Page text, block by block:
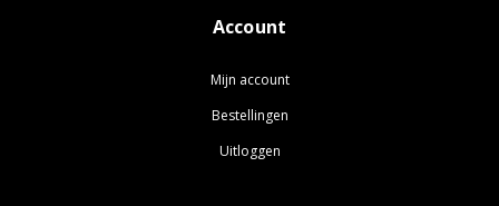
Account
Mijn account
Bestellingen
Uitloggen